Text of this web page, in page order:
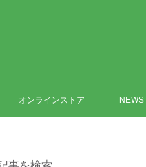
オンラインストア NEWS